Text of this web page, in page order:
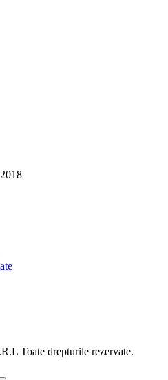
Toate drepturile rezervate.